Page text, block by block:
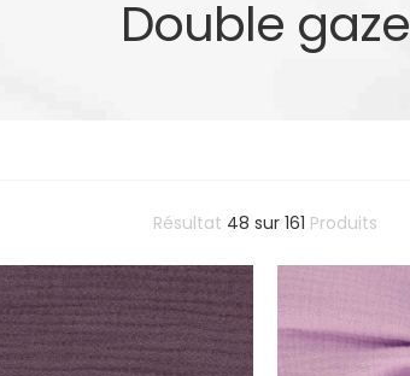
Double gaze
Résultat 48 sur 161 Produits